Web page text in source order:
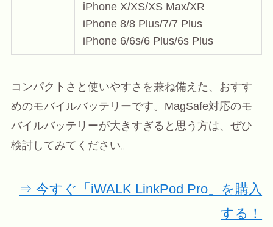
iPhone X/XS/XS Max/XR
iPhone 8/8 Plus/7/7 Plus
iPhone 6/6s/6 Plus/6s Plus
コンパクトさと使いやすさを兼ね備えた、おすす
めのモバイルバッテリーです。MagSafe対応のモ
バイルバッテリーが大きすぎると思う方は、ぜひ
検討してみてください。
⇒ 今すぐ「iWALK LinkPod Pro」を購入
する！